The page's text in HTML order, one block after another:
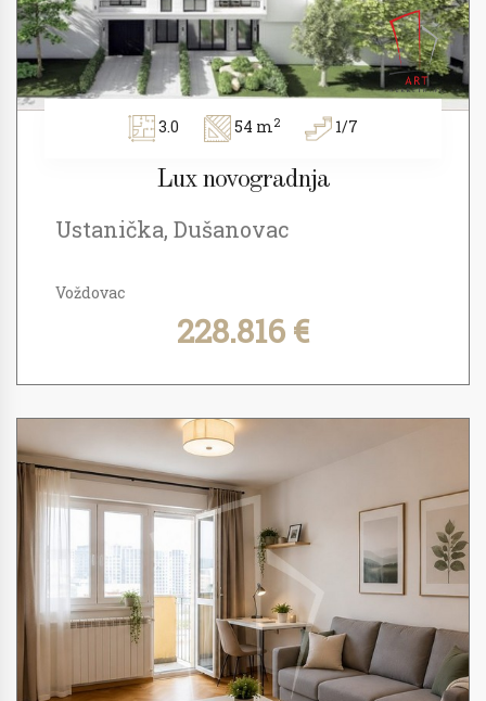
3.0 54 m2 1/7
Lux novogradnja
Ustanička, Dušanovac
Voždovac
228.816 €